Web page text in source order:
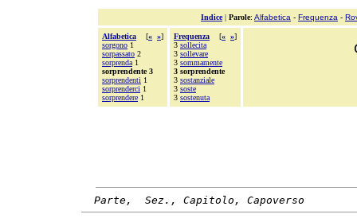
Indice| Parole: Alfabetica - Frequenza -
Alfabetica [« »]
sorgono 1
sorpassato 2
sorprenda 1
sorprendente 3
sorprendenti 1
sorprenderci 1
sorprendere 1
Frequenza [« »]
3 sollecita
3 sollevare
3 sommamente
3 sorprendente
3 sostanziale
3 soste
3 sostenuta
Parte,  Sez., Capitolo, Capoverso